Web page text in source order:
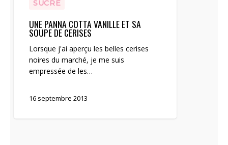
SUCRÉ
UNE PANNA COTTA VANILLE ET SA
SOUPE DE CERISES
Lorsque j'ai aperçu les belles cerises
noires du marché, je me suis
empressée de les…
16 septembre 2013